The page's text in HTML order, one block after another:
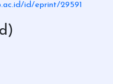
id/eprint/29591